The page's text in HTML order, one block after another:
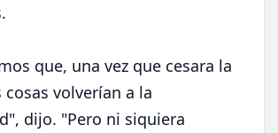
que, una vez que cesara la
cosas volverían a la
dijo. "Pero ni siquiera